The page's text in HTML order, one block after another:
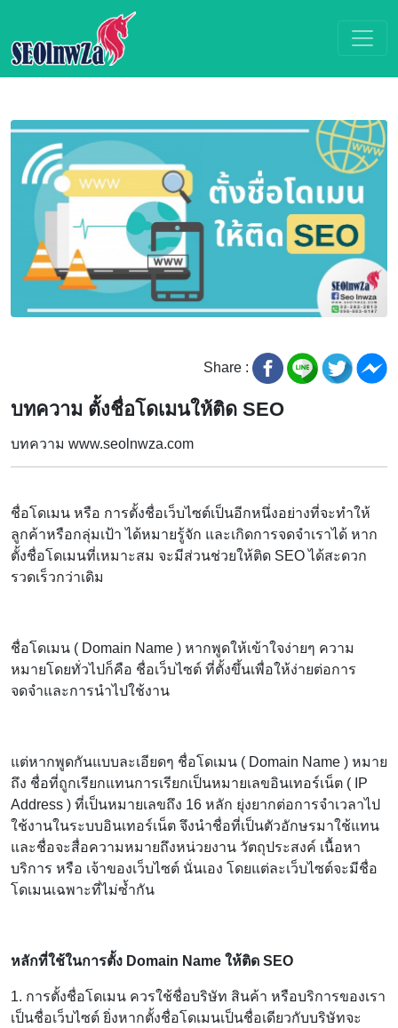
Share :
บทความ ตั้งชื่อโดเมนให้ติด SEO
บทความ www.seolnwza.com
ชื่อโดเมน หรือ การตั้งชื่อเว็บไซต์เป็นอีกหนึ่งอย่างที่จะทำให้
ลูกค้าหรือกลุ่มเป้า ได้หมายรู้จัก และเกิดการจดจำเราได้ หาก
ตั้งชื่อโดเมนที่เหมาะสม จะมีส่วนช่วยให้ติด SEO ได้สะดวก
รวดเร็วกว่าเดิม
ชื่อโดเมน ( Domain Name ) หากพูดให้เข้าใจง่ายๆ ความ
หมายโดยทั่วไปก็คือ ชื่อเว็บไซต์ ที่ตั้งขึ้นเพื่อให้ง่ายต่อการ
จดจำและการนำไปใช้งาน
แต่หากพูดกันแบบละเอียดๆ ชื่อโดเมน ( Domain Name ) หมาย
ถึง ชื่อที่ถูกเรียกแทนการเรียกเป็นหมายเลขอินเทอร์เน็ต ( IP
Address ) ที่เป็นหมายเลขถึง 16 หลัก ยุ่งยากต่อการจำเวลาไป
ใช้งานในระบบอินเทอร์เน็ต จึงนำชื่อที่เป็นตัวอักษรมาใช้แทน
และชื่อจะสื่อความหมายถึงหน่วยงาน วัตถุประสงค์ เนื้อหา
บริการ หรือ เจ้าของเว็บไซต์ นั่นเอง โดยแต่ละเว็บไซต์จะมีชื่อ
โดเมนเฉพาะที่ไม่ซ้ำกัน
หลักที่ใช้ในการตั้ง Domain Name ให้ติด SEO
1. การตั้งชื่อโดเมน ควรใช้ชื่อบริษัท สินค้า หรือบริการของเรา
เป็นชื่อเว็บไซต์ ยิ่งหากตั้งชื่อโดเมนเป็นชื่อเดียวกับบริษัทจะ